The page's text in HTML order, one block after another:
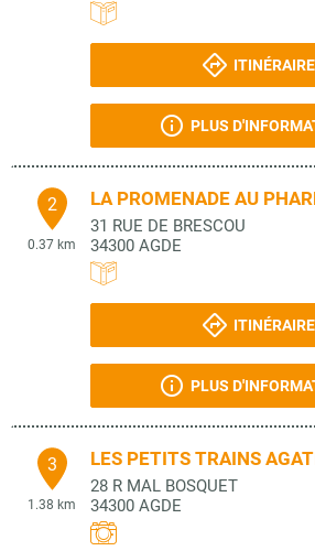
ITINÉRAIRE
PLUS
2
0.37 km
LA PROMENADE AU
31 RUE DE BRESCOU
34300 AGDE
ITINÉRAIRE
PLUS
3
1.38 km
LES PETITS TRAINS
28 R MAL BOSQUET
34300 AGDE